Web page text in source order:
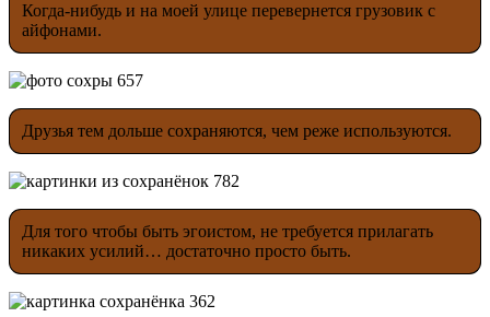
Когда-нибудь и на моей улице перевернется грузовик с
айфонами.
Друзья тем дольше сохраняются, чем реже используются.
Для того чтобы быть эгоистом, не требуется прилагать
никаких усилий… достаточно просто быть.